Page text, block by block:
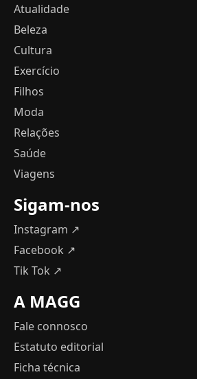
Atualidade
Beleza
Cultura
Exercício
Filhos
Moda
Relações
Saúde
Viagens
Sigam-nos
Instagram ↗
Facebook ↗
Tik Tok ↗
A MAGG
Fale connosco
Estatuto editorial
Ficha técnica